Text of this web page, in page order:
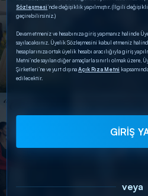
Sözleşmesi’nde değişiklik yapılmıştır. (İlgili
geçirebilirsiniz.)
Devam etmeniz ve hesabınıza giriş yapmanız halinde
sayılacaksınız. Üyelik Sözleşmesini kabul etmeniz
hesaplarınıza ortak üyelik hesabı aracılığıyla giriş
Metni’nde sayılan diğer amaçlarla sınırlı olmak üzere,
Şirketleri’ne ve yurt dışınaAçık Rıza Metni
edilecektir.
GİRİŞ
veya